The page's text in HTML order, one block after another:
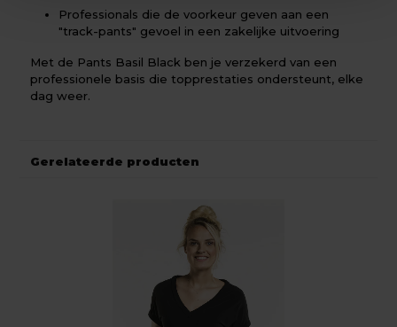
Professionals die de voorkeur geven aan een
"track-pants" gevoel in een zakelijke uitvoering
Met de Pants Basil Black ben je verzekerd van een
professionele basis die topprestaties ondersteunt, elke
dag weer.
Gerelateerde producten